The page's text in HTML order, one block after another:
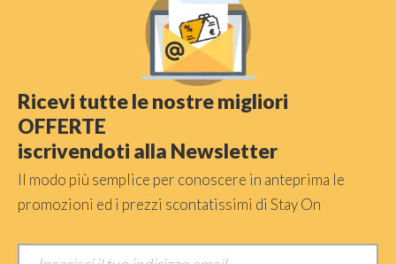
Ricevi tutte le nostre migliori
OFFERTE
iscrivendoti alla Newsletter
Il modo più semplice per conoscere in anteprima le
promozioni ed i prezzi scontatissimi di Stay On